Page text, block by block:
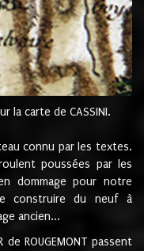
la carte de CASSINI.
connu par les textes.
poussées par les
dommage pour notre
construire du neuf à
ancien...
ROUGEMONT passent